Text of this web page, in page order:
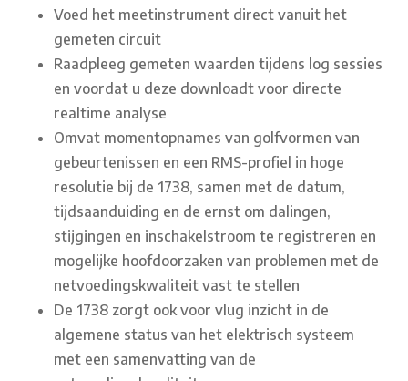
Voed het meetinstrument direct vanuit het
gemeten circuit
Raadpleeg gemeten waarden tijdens log sessies
en voordat u deze downloadt voor directe
realtime analyse
Omvat momentopnames van golfvormen van
gebeurtenissen en een RMS-profiel in hoge
resolutie bij de 1738, samen met de datum,
tijdsaanduiding en de ernst om dalingen,
stijgingen en inschakelstroom te registreren en
mogelijke hoofdoorzaken van problemen met de
netvoedingskwaliteit vast te stellen
De 1738 zorgt ook voor vlug inzicht in de
algemene status van het elektrisch systeem
met een samenvatting van de